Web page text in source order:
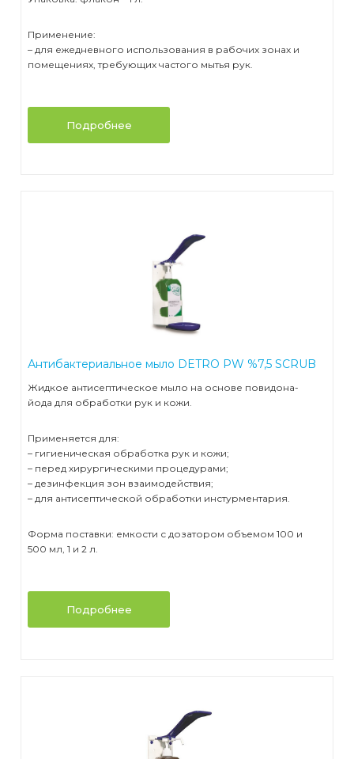
Применение:
– для ежедневного использования в рабочих зонах и
помещениях, требующих частого мытья рук.
Подробнее
Антибактериальное мыло DETRO PW %7,5 SCRUB
Жидкое антисептическое мыло на основе повидона-
йода для обработки рук и кожи.
Применяется для:
– гигиеническая обработка рук и кожи;
– перед хирургическими процедурами;
– дезинфекция зон взаимодействия;
– для антисептической обработки инстурментария.
Форма поставки: емкости с дозатором объемом 100 и
500 мл, 1 и 2 л.
Подробнее